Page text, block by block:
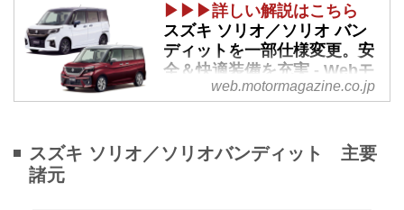
▶▶▶詳しい解説はこちら
スズキ ソリオ／ソリオ バン
ディットを一部仕様変更。安
全＆快適装備を充実 - Webモ
ーターマガジン
リオ バンディットを一部仕様変
web.motormagazine.co.jp
スズキ ソリオ／ソリオバンディット 主要
諸元